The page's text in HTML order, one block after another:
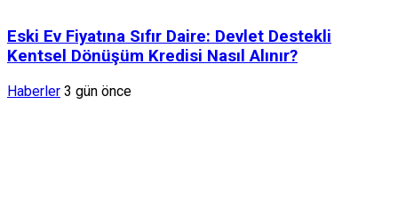
Eski Ev Fiyatına Sıfır Daire: Devlet Destekli
Kentsel Dönüşüm Kredisi Nasıl Alınır?
Haberler 3 gün önce